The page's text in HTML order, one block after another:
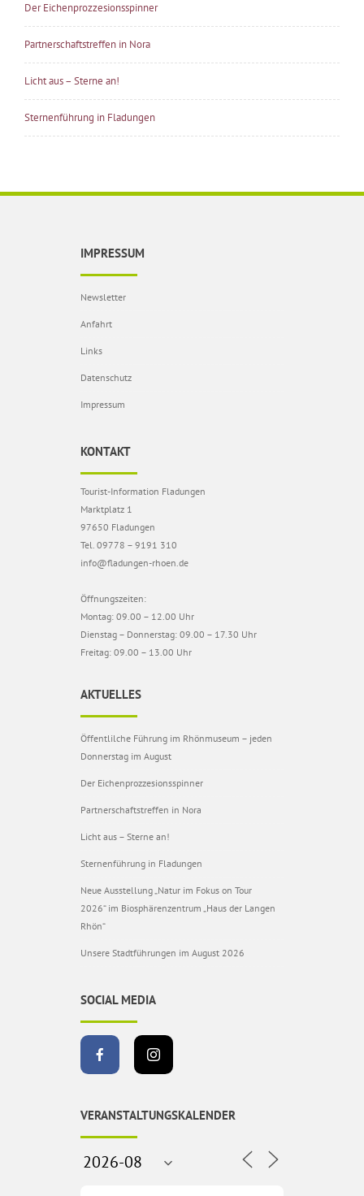
Der Eichenprozzesionsspinner
Partnerschaftstreffen in Nora
Licht aus – Sterne an!
Sternenführung in Fladungen
IMPRESSUM
Newsletter
Anfahrt
Links
Datenschutz
Impressum
KONTAKT
Tourist-Information Fladungen
Marktplatz 1
97650 Fladungen
Tel. 09778 – 9191 310
info@fladungen-rhoen.de
Öffnungszeiten:
Montag: 09.00 – 12.00 Uhr
Dienstag – Donnerstag: 09.00 – 17.30 Uhr
Freitag: 09.00 – 13.00 Uhr
AKTUELLES
Öffentlilche Führung im Rhönmuseum – jeden
Donnerstag im August
Der Eichenprozzesionsspinner
Partnerschaftstreffen in Nora
Licht aus – Sterne an!
Sternenführung in Fladungen
Neue Ausstellung „Natur im Fokus on Tour
2026“ im Biosphärenzentrum „Haus der Langen
Rhön“
Unsere Stadtführungen im August 2026
SOCIAL MEDIA
VERANSTALTUNGSKALENDER